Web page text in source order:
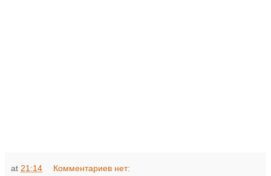
at 21:14 Комментариев нет: